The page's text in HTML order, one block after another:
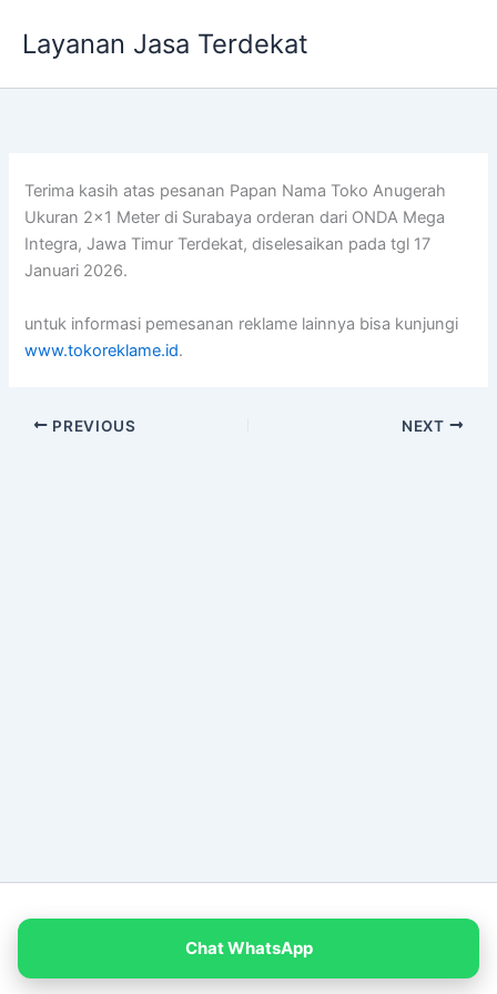
Layanan Jasa Terdekat
Terima kasih atas pesanan Papan Nama Toko Anugerah
Ukuran 2×1 Meter di Surabaya orderan dari ONDA Mega
Integra, Jawa Timur Terdekat, diselesaikan pada tgl 17
Januari 2026.
untuk informasi pemesanan reklame lainnya bisa kunjungi
www.tokoreklame.id.
PREVIOUS NEXT
Chat WhatsApp